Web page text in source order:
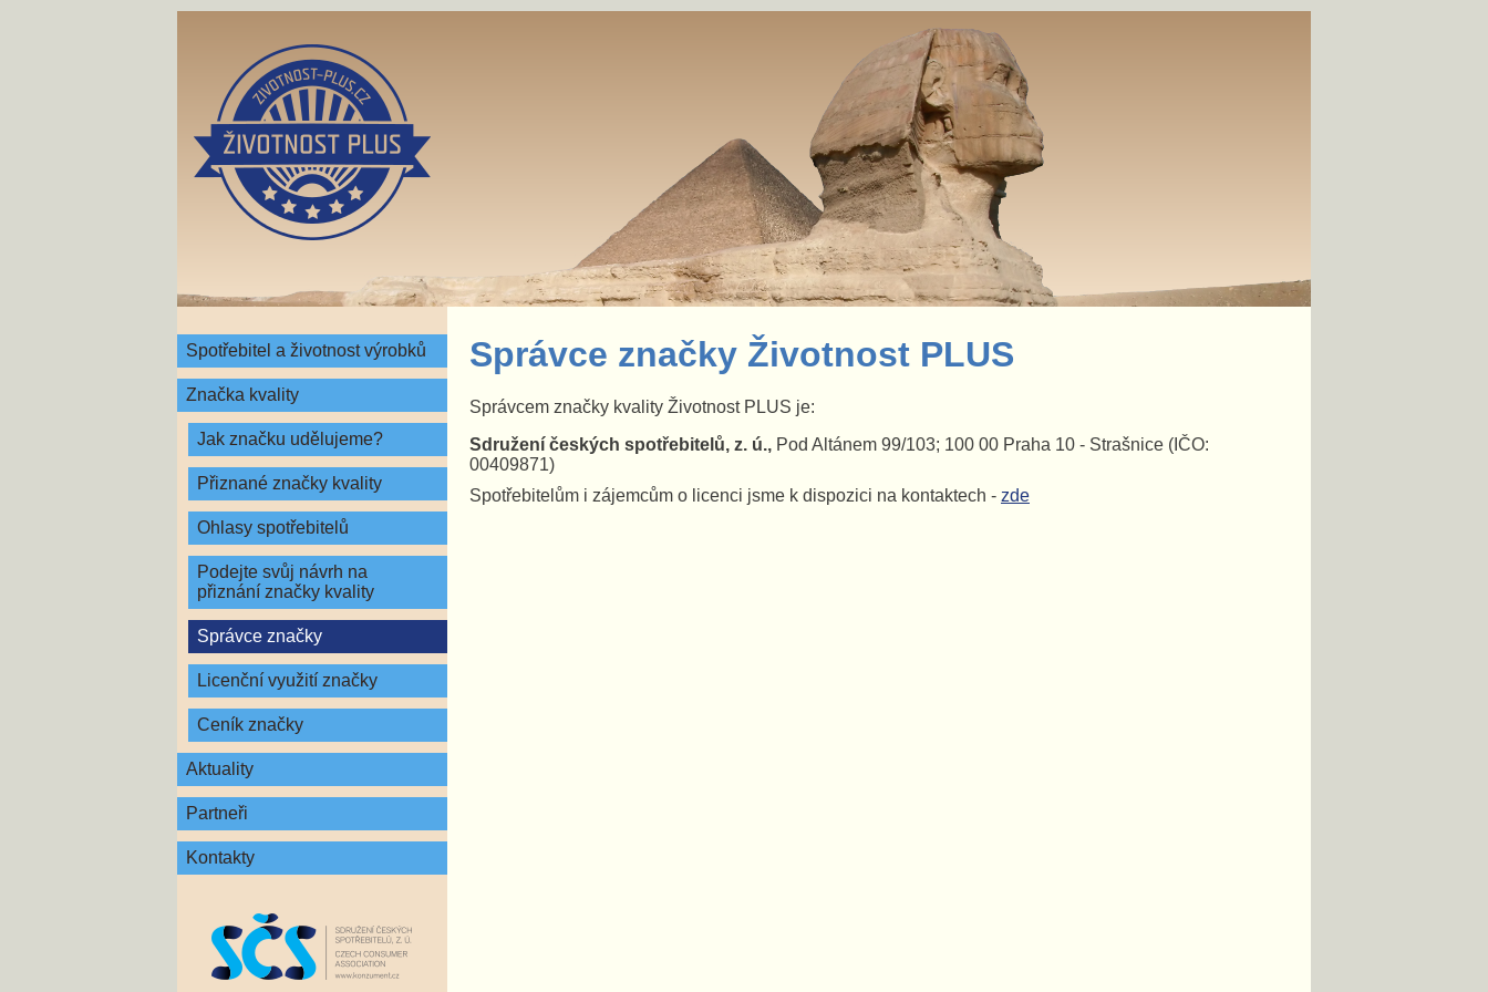
Spotřebitel a životnost výrobků
Značka kvality
Jak značku udělujeme?
Přiznané značky kvality
Ohlasy spotřebitelů
Podejte svůj návrh na
přiznání značky kvality
Správce značky
Licenční využití značky
Ceník značky
Aktuality
Partneři
Kontakty
Správce značky Životnost PLUS
Správcem značky kvality Životnost PLUS je:
Sdružení českých spotřebitelů, z. ú., Pod Altánem 99/103; 100 00 Praha 10 - Strašnice (IČO:
00409871)
Spotřebitelům i zájemcům o licenci jsme k dispozici na kontaktech - zde